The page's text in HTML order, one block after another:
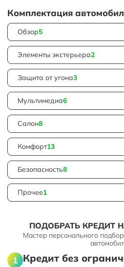
Комплектация
Обзор5
Элементы экстерьера2
Защита от угона3
Мультимедиа6
Салон8
Комфорт13
Безопасность8
Прочее1
ПОДОБРАТЬ КРЕДИТ
Мастер персонального
Кредит без